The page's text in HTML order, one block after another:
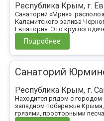
Республика Крым, г.
Санаторий «Мрия»
Каламитского залива
Евпатория. Это
Подробнее
Санаторий
Республика Крым, г.
Находится рядом с
западном побережье
грязями, просторными